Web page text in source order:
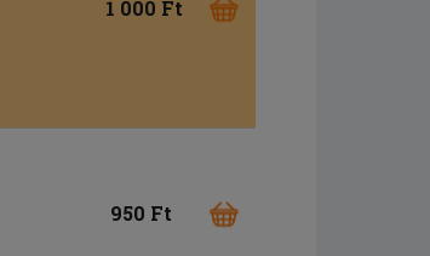
1 000 Ft
950 Ft